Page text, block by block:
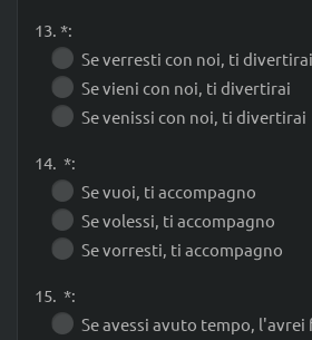
13. *:
Se verresti con noi, ti divertirai
Se vieni con noi, ti divertirai
Se venissi con noi, ti divertirai
14. *:
Se vuoi, ti accompagno
Se volessi, ti accompagno
Se vorresti, ti accompagno
15. *:
Se avessi avuto tempo,